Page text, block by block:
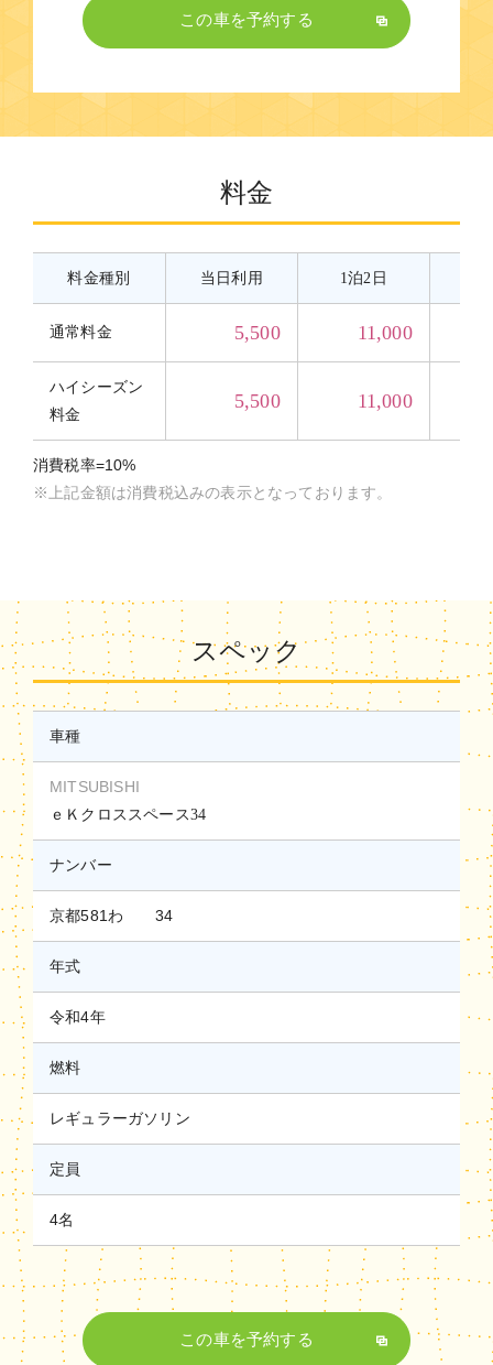
この車を予約する
料金
料金種別 当日利用 1泊2日
通常料金 5,500 11,000
ハイシーズン
料金
5,500 11,000
消費税率=10%
※上記金額は消費税込みの表示となっております。
スペック
車種
MITSUBISHI
ｅＫクロススペース34
ナンバー
京都581わ 34
年式
令和4年
燃料
レギュラーガソリン
定員
4名
この車を予約する